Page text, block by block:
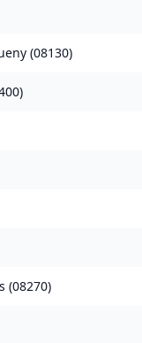
(08130)
)
(08270)